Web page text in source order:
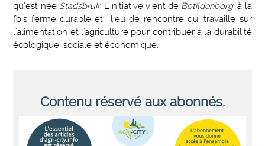
qu’est née Stadsbruk. L’initiative vient de Botildenborg, à la
fois ferme durable et lieu de rencontre qui travaille sur
l'alimentation et l'agriculture pour contribuer à la durabilité
écologique, sociale et économique.
Contenu réservé aux abonnés.